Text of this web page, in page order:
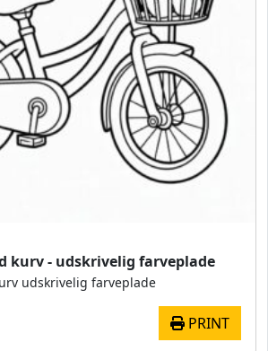
kurv - udskrivelig farveplade
udskrivelig farveplade
PRINT